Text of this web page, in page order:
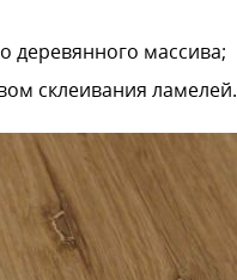
деревянного массива;
склеивания ламелей.